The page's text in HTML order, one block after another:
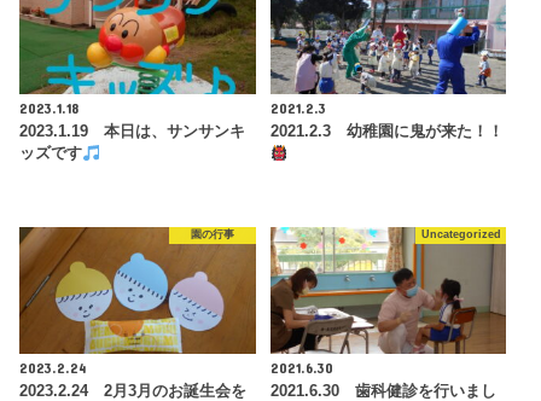
2023.1.18
2023.1.19 本日は、サンサンキ
ッズです
2021.2.3
2021.2.3 幼稚園に鬼が来た！！
園の行事
2023.2.24
2023.2.24 2月3月のお誕生会を
Uncategorized
2021.6.30
2021.6.30 歯科健診を行いまし